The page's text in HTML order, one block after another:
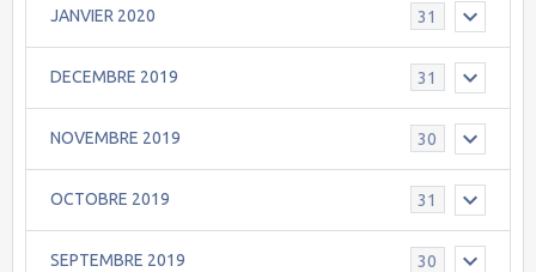
JANVIER 2020 31
DECEMBRE 2019 31
NOVEMBRE 2019 30
OCTOBRE 2019 31
SEPTEMBRE 2019 30